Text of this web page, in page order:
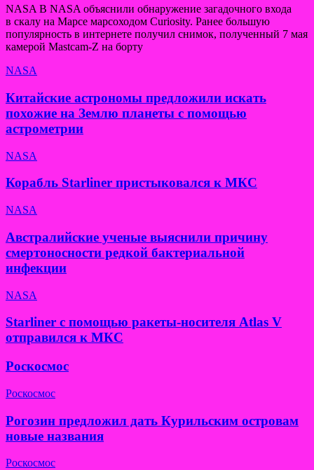
NASA В NASA объяснили обнаружение загадочного входа
в скалу на Марсе марсоходом Curiosity. Ранее большую
популярность в интернете получил снимок, полученный 7 мая
камерой Mastcam-Z на борту
NASA
Китайские астрономы предложили искать
похожие на Землю планеты с помощью
астрометрии
NASA
Корабль Starliner пристыковался к МКС
NASA
Австралийские ученые выяснили причину
смертоносности редкой бактериальной
инфекции
NASA
Starliner с помощью ракеты-носителя Atlas V
отправился к МКС
Роскосмос
Роскосмос
Рогозин предложил дать Курильским островам
новые названия
Роскосмос